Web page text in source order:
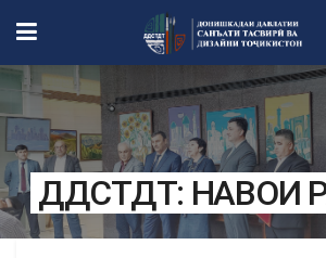
ДДСТДТ: НАВОИ